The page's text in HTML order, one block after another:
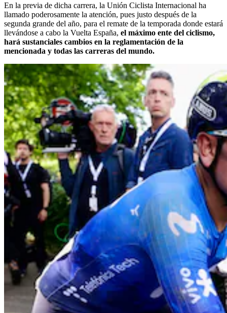
En la previa de dicha carrera, la Unión Ciclista Internacional ha
llamado poderosamente la atención, pues justo después de la
segunda grande del año, para el remate de la temporada donde estará
llevándose a cabo la Vuelta España, el máximo ente del ciclismo,
hará sustanciales cambios en la reglamentación de la
mencionada y todas las carreras del mundo.